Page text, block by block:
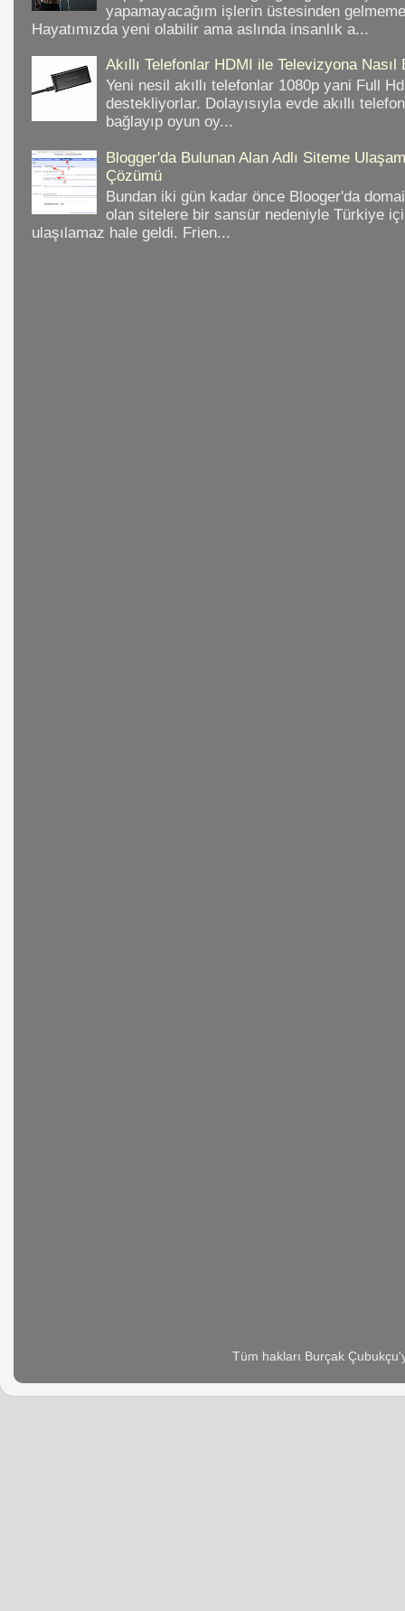
yapamayacağım işlerin üstesinden
Hayatımızda yeni olabilir ama aslında insanlık a...
Akıllı Telefonlar HDMI ile Televizyona Nasıl
Yeni nesil akıllı telefonlar 1080p yani Full
destekliyorlar. Dolayısıyla evde akıllı
bağlayıp oyun oy...
Blogger'da Bulunan Alan Adlı Siteme
Çözümü
Bundan iki gün kadar önce Blooger'da
olan sitelere bir sansür nedeniyle Türkiye
ulaşılamaz hale geldi. Frien...
Tüm hakları Burçak